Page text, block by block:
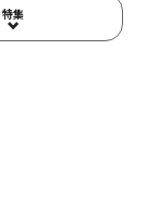
特集